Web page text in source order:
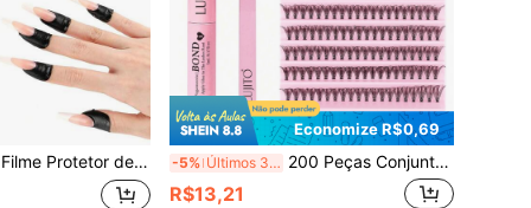
Manicure, Manicure Francesa, Unhas de Gel e Mergulho em Pó (Dedos e Dedos dos Pés), Suprimentos de Arte de Unhas, Volta às Aulas, Arte de Unhas, Adequado para Adesivos de Unhas
Economize R$0,69
-5% Últimos 3 dias 200 Peças Conjunto de Cachos de Cílios Postiços Individuais, Kit de Extensão de Cílios 20D 8-16mm Enrolamento D, Inclui Cola de Cílios e Cola Selante, Ferramentas DIY para Extensão de Cílios, Pode ser Aplicado em Casa
R$13,21